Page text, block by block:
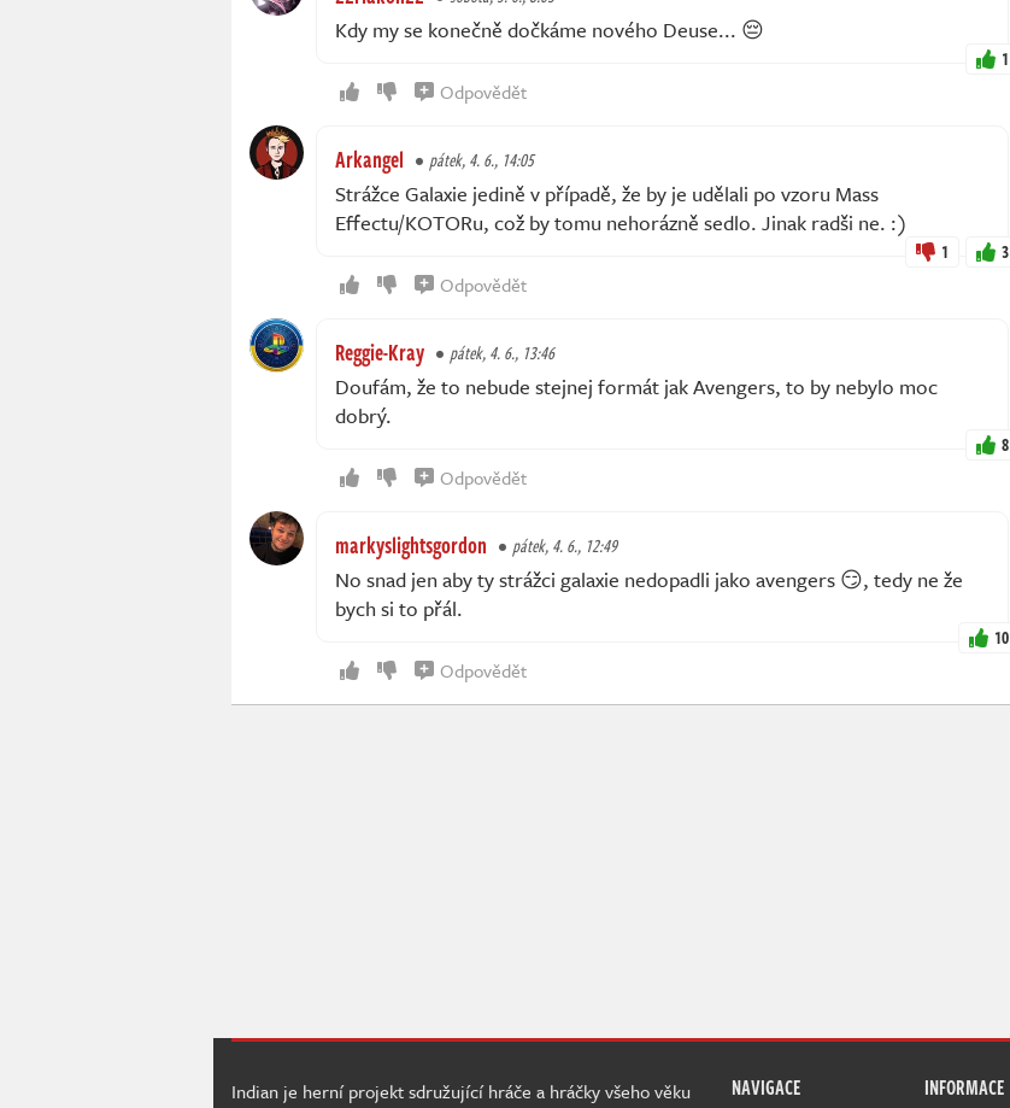
Kdy my se konečně dočkáme nového Deuse... 😔
1
Odpovědět
Arkangel pátek, 4. 6., 14:05
Strážce Galaxie jedině v případě, že by je udělali po vzoru Mass
Effectu/KOTORu, což by tomu nehorázně sedlo. Jinak radši ne. :)
1 3
Odpovědět
Reggie-Kray pátek, 4. 6., 13:46
Doufám, že to nebude stejnej formát jak Avengers, to by nebylo moc
dobrý.
8
Odpovědět
markyslightsgordon pátek, 4. 6., 12:49
No snad jen aby ty strážci galaxie nedopadli jako avengers 😏, tedy ne že
bych si to přál.
10
Odpovědět
NAVIGACE INFORMACE
Indian je herní projekt sdružující hráče a hráčky všeho věku